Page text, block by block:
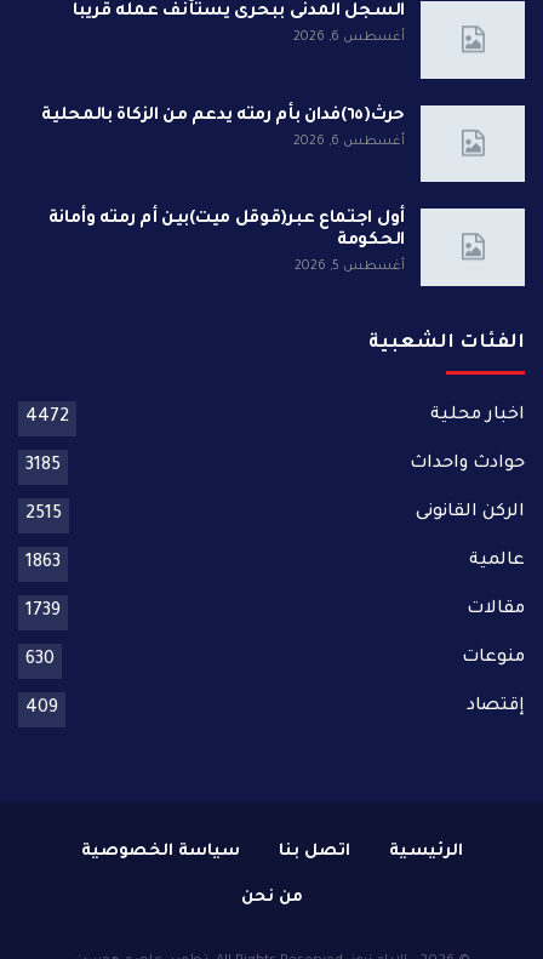
السجل المدنى ببحرى يستأنف عمله قريبا
أغسطس 6, 2026
حرث(٦٥)فدان بأم رمته يدعم من الزكاة بالمحلية
أغسطس 6, 2026
أول اجتماع عبر(قوقل ميت)بين أم رمته وأمانة
الحكومة
أغسطس 5, 2026
الفئات الشعبية
اخبار محلية 4472
حوادث واحداث 3185
الركن القانونى 2515
عالمية 1863
مقالات 1739
منوعات 630
إقتصاد 409
الرئيسية اتصل بنا سياسة الخصوصية
من نحن